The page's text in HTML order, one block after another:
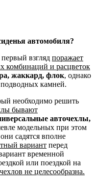
автомобиля?
взгляд поражает
комбинаций и расцветок
жаккард, флок, однако
камней.
необходимо решить
бывают
авточехлы,
модельных при этом
садятся вполне
вариант перед
временной
или поездкой на
не целесообразна.